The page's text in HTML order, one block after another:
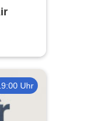
Uhr